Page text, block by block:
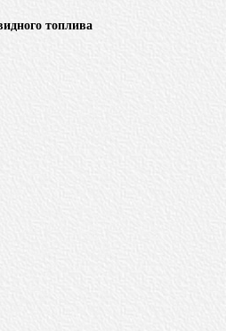
топлива